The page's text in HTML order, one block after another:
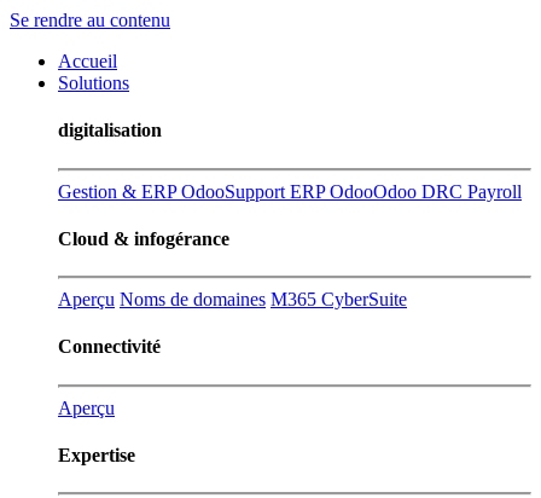
Se rendre au contenu
Accueil
Solutions
digitalisation
Gestion & ERP OdooSupport ERP OdooOdoo DRC Payroll
Cloud & infogérance
Aperçu Noms de domaines M365 CyberSuite
Connectivité
Aperçu
Expertise